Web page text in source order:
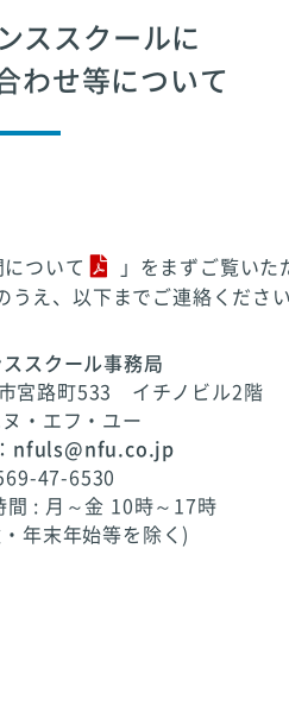
ススクールに
わせ等について
ついて
」をまずご覧いた
え、以下までご連絡ください
スクール事務局
宮路町533 イチノビル2階
・エフ・ユー
nfuls@nfu.co.jp
47-6530
間 : 月～金 10時～17時
年末年始等を除く)